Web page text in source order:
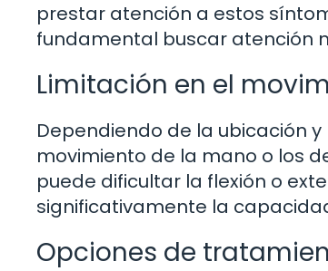
prestar atención a estos
fundamental buscar atención
Limitación en el
Dependiendo de la ubicación
movimiento de la mano o los
puede dificultar la flexión o
significativamente la
Opciones de